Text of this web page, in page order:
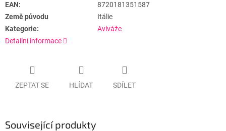
EAN:
8720181351587
Země původu
Itálie
Kategorie:
Aviváže
Detailní informace
ZEPTAT SE HLÍDAT SDÍLET
Související produkty